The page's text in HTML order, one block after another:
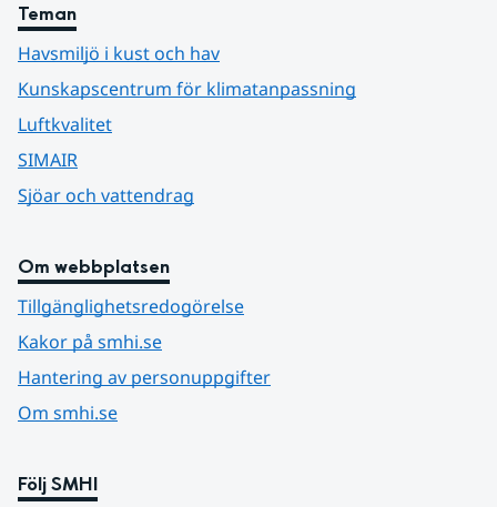
Teman
Havsmiljö i kust och hav
Kunskapscentrum för klimatanpassning
Luftkvalitet
SIMAIR
Sjöar och vattendrag
Om webbplatsen
Tillgänglighetsredogörelse
Kakor på smhi.se
Hantering av personuppgifter
Om smhi.se
Följ SMHI